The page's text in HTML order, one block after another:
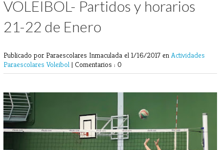
VOLEIBOL- Partidos y horarios
21-22 de Enero
Publicado por Paraescolares Inmaculada el 1/16/2017 en Actividades
Paraescolares Voleibol | Comentarios : 0